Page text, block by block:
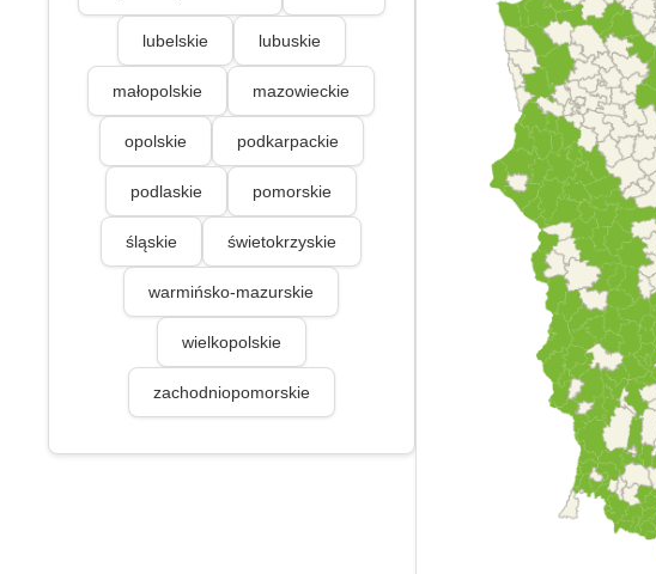
lubelskie lubuskie
małopolskie mazowieckie
opolskie podkarpackie
podlaskie pomorskie
śląskie świetokrzyskie
warmińsko-mazurskie
wielkopolskie
zachodniopomorskie